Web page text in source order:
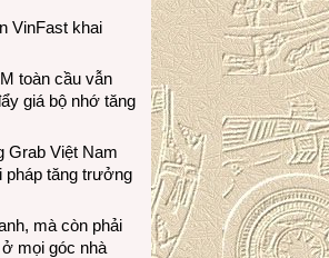
VinFast khai
toàn cầu vẫn
giá bộ nhớ tăng
Grab Việt Nam
pháp tăng trưởng
mà còn phải
mọi góc nhà